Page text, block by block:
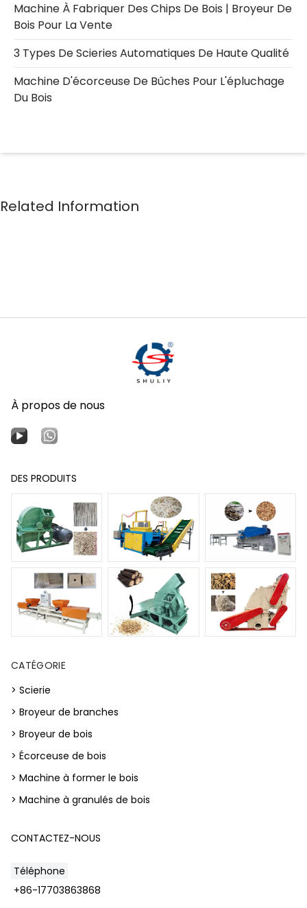
Machine À Fabriquer Des Chips De Bois | Broyeur De
Bois Pour La Vente
3 Types De Scieries Automatiques De Haute Qualité
Machine D'écorceuse De Bûches Pour L'épluchage
Du Bois
À propos de nous
DES PRODUITS
CATÉGORIE
> Scierie
> Broyeur de branches
> Broyeur de bois
> Écorceuse de bois
> Machine à former le bois
> Machine à granulés de bois
CONTACTEZ-NOUS
Téléphone
+86-17703863868